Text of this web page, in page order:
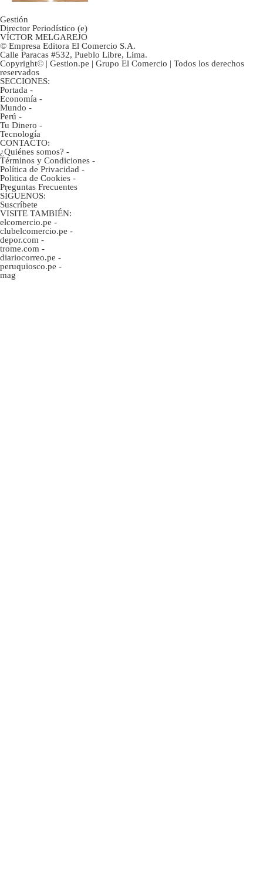
Gestión
Director Periodístico (e)
VÍCTOR MELGAREJO
© Empresa Editora El Comercio S.A.
Calle Paracas #532, Pueblo Libre, Lima.
Copyright© | Gestion.pe | Grupo El Comercio | Todos los derechos
reservados
SECCIONES:
Portada -
Economía -
Mundo -
Perú -
Tu Dinero -
Tecnología
CONTACTO:
¿Quiénes somos? -
Términos y Condiciones -
Política de Privacidad -
Politica de Cookies -
Preguntas Frecuentes
SÍGUENOS:
Suscríbete
VISITE TAMBIÉN:
elcomercio.pe -
clubelcomercio.pe -
depor.com -
trome.com -
diariocorreo.pe -
peruquiosco.pe -
mag